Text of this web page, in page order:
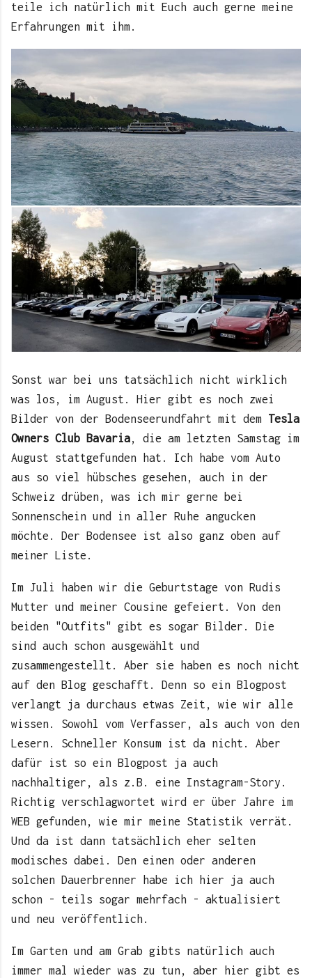
teile ich natürlich mit Euch auch gerne meine
Erfahrungen mit ihm.
Sonst war bei uns tatsächlich nicht wirklich
was los, im August. Hier gibt es noch zwei
Bilder von der Bodenseerundfahrt mit dem Tesla
Owners Club Bavaria, die am letzten Samstag im
August stattgefunden hat. Ich habe vom Auto
aus so viel hübsches gesehen, auch in der
Schweiz drüben, was ich mir gerne bei
Sonnenschein und in aller Ruhe angucken
möchte. Der Bodensee ist also ganz oben auf
meiner Liste.
Im Juli haben wir die Geburtstage von Rudis
Mutter und meiner Cousine gefeiert. Von den
beiden "Outfits" gibt es sogar Bilder. Die
sind auch schon ausgewählt und
zusammengestellt. Aber sie haben es noch nicht
auf den Blog geschafft. Denn so ein Blogpost
verlangt ja durchaus etwas Zeit, wie wir alle
wissen. Sowohl vom Verfasser, als auch von den
Lesern. Schneller Konsum ist da nicht. Aber
dafür ist so ein Blogpost ja auch
nachhaltiger, als z.B. eine Instagram-Story.
Richtig verschlagwortet wird er über Jahre im
WEB gefunden, wie mir meine Statistik verrät.
Und da ist dann tatsächlich eher selten
modisches dabei. Den einen oder anderen
solchen Dauerbrenner habe ich hier ja auch
schon - teils sogar mehrfach - aktualisiert
und neu veröffentlich.
Im Garten und am Grab gibts natürlich auch
immer mal wieder was zu tun, aber hier gibt es